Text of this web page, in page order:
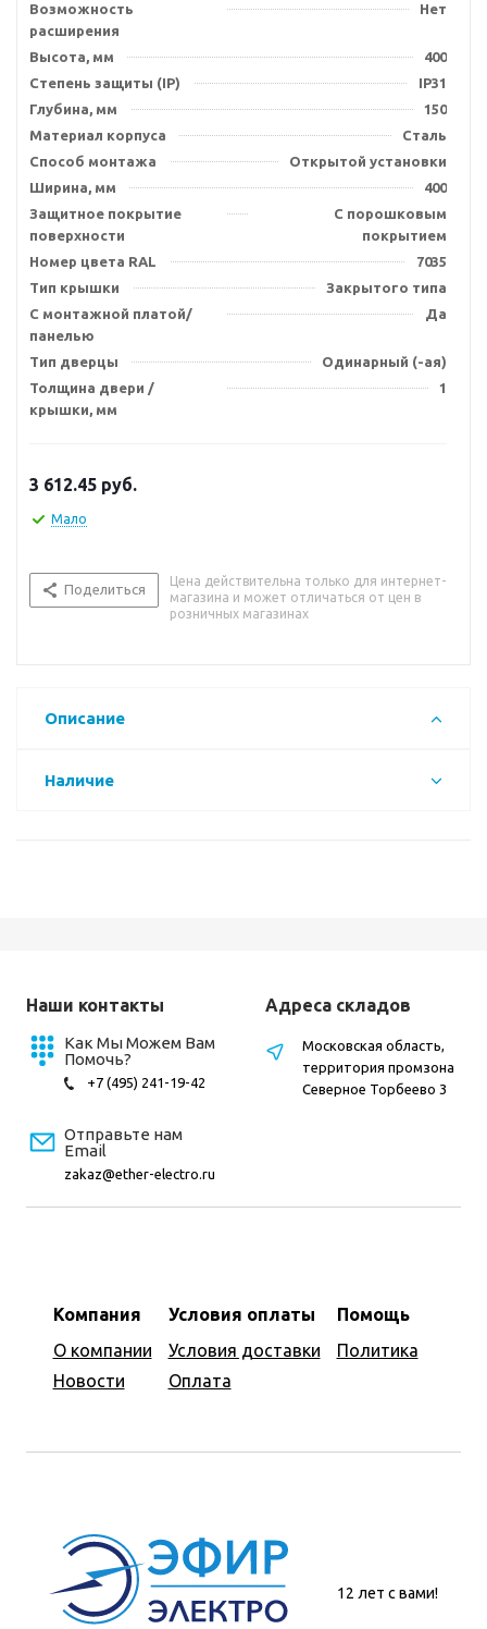
Возможность
расширения
Нет
Высота, мм
400
Степень защиты (IP)
IP31
Глубина, мм
150
Материал корпуса
Сталь
Способ монтажа
Открытой установки
Ширина, мм
400
Защитное покрытие
поверхности
С порошковым
покрытием
Номер цвета RAL
7035
Тип крышки
Закрытого типа
С монтажной платой/
панелью
Да
Тип дверцы
Одинарный (-ая)
Толщина двери /
крышки, мм
1
3 612.45 руб.
Мало
Поделиться
Цена действительна только для интернет-
магазина и может отличаться от цен в
розничных магазинах
Описание
Наличие
Наши контакты
Как Мы Можем Вам
Помочь?
+7 (495) 241-19-42
Отправьте нам
Email
zakaz@ether-electro.ru
Компания
О компании
Новости
Условия оплаты
Условия доставки
Оплата
Помощь
Политика
Адреса складов
Московская область,
территория промзона
Северное Торбеево 3
12 лет с вами!